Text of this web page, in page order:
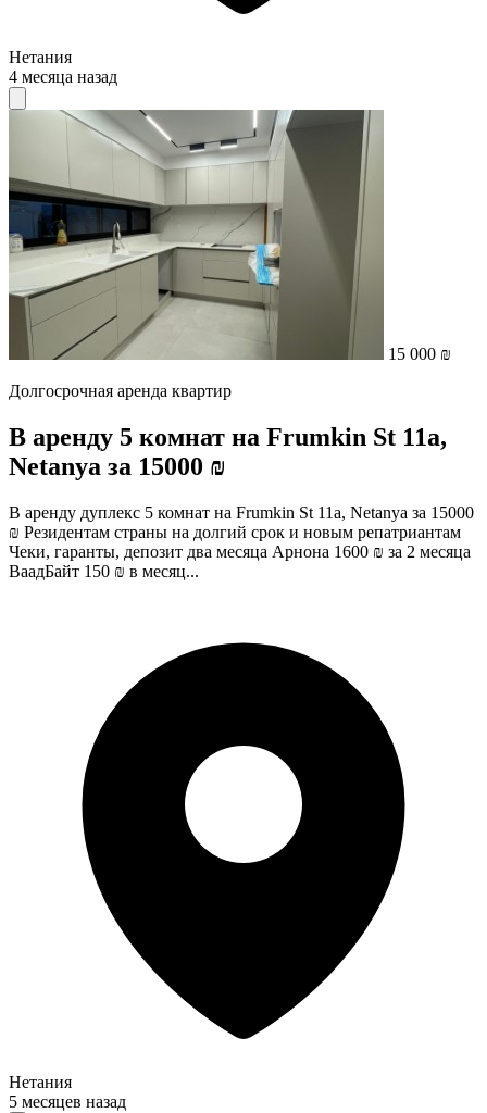
Нетания
4 месяца назад
15 000 ₪
Долгосрочная аренда квартир
В аренду 5 комнат на Frumkin St 11a,
Netanya за 15000 ₪
В аренду дуплекс 5 комнат на Frumkin St 11a, Netanya за 15000
₪ Резидентам страны на долгий срок и новым репатриантам
Чеки, гаранты, депозит два месяца Арнона 1600 ₪ за 2 месяца
ВаадБайт 150 ₪ в месяц...
Нетания
5 месяцев назад